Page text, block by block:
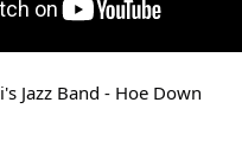
Jazz Band - Hoe Down